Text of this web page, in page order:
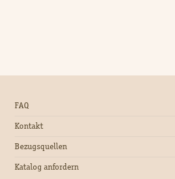
FAQ
Kontakt
Bezugsquellen
Katalog anfordern